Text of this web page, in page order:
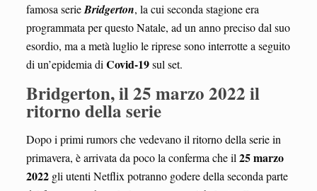
famosa serieBridgerton, la cui seconda stagione era
programmata per questo Natale, ad un anno preciso dal suo
esordio, ma a metà luglio le riprese sono interrotte a seguito
di un’epidemia di Covid-19sul set.
Bridgerton, il 25 marzo 2022 il
ritorno della serie
Dopo i primi rumors che vedevano il ritorno della serie in
primavera, è arrivata da poco la conferma che il 25 marzo
2022 gli utenti Netflix potranno godere della seconda parte